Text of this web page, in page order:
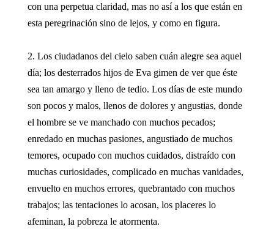
con una perpetua claridad, mas no así a los que están en
esta peregrinación sino de lejos, y como en figura.
2. Los ciudadanos del cielo saben cuán alegre sea aquel
día; los desterrados hijos de Eva gimen de ver que éste
sea tan amargo y lleno de tedio. Los días de este mundo
son pocos y malos, llenos de dolores y angustias, donde
el hombre se ve manchado con muchos pecados;
enredado en muchas pasiones, angustiado de muchos
temores, ocupado con muchos cuidados, distraído con
muchas curiosidades, complicado en muchas vanidades,
envuelto en muchos errores, quebrantado con muchos
trabajos; las tentaciones lo acosan, los placeres lo
afeminan, la pobreza le atormenta.